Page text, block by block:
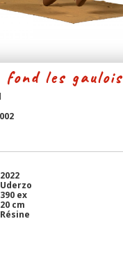
fond les gaulois
2022
Uderzo
390 ex
20 cm
Résine